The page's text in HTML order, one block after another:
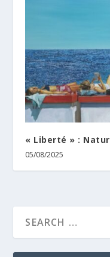
« Liberté » :
05/08/2025